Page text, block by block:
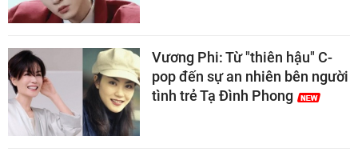
Vương Phi: Từ "thiên hậu" C-
pop đến sự an nhiên bên người
tình trẻ Tạ Đình Phong